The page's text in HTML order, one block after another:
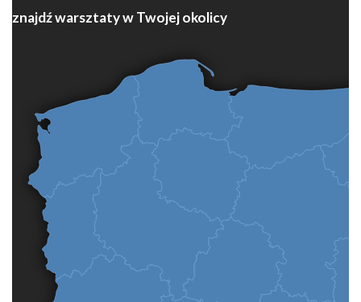
znajdź warsztaty w Twojej okolicy